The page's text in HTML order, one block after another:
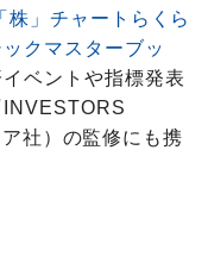
」チャートらくら
クマスターブッ
ベントや指標発表
INVESTORS
社）の監修にも携